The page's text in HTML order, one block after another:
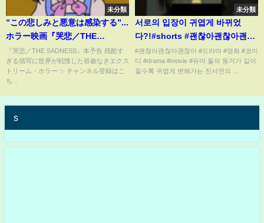
未分類
”この悲しみと悪意は感染する”...
ホラー映画『哭悲／THE
SADNESS』予告
『哭悲／THE SADNESS』本予告 残酷す
ぎる描写に世界が戦慄した容赦なきエクス
トリーム・ホラー ✨ チャンネル登録はこ
ち...
未分類
서로의 입장이 귀엽게 바뀌었
다?!#shorts #괜찮아괜찮아괜찮
아
#괜찮아괜찮아괜찮아 #드라마 #영화 #코미
디 #drama #movie #유머 둘의 동거가 길어
질수록 귀엽게 변해가는 진서연의 ...
s